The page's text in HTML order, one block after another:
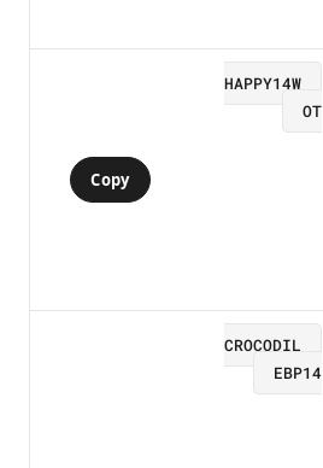
HAPPY14W
OT
Copy
CROCODIL
EBP14